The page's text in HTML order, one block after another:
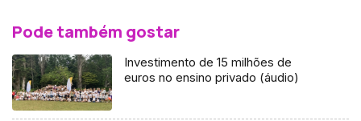
Pode também gostar
Investimento de 15 milhões de
euros no ensino privado (áudio)